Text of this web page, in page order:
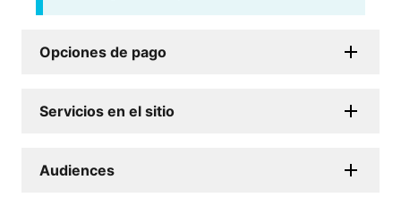
Opciones de pago
Servicios en el sitio
Audiences